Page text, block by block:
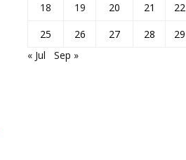
18
19 20 21 22
25
26 27 28 29
« Jul
Sep »